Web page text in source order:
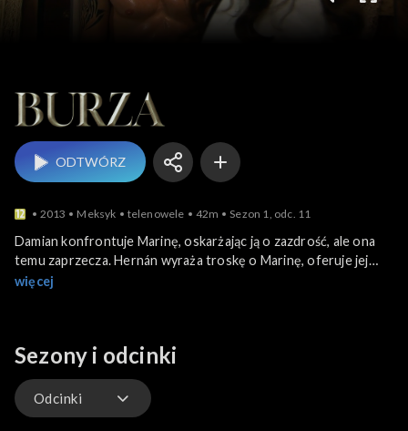
ODTWÓRZ
2013 Meksyk telenowele 42m Sezon 1, odc. 11
Damian konfrontuje Marinę, oskarżając ją o zazdrość, ale ona
temu zaprzecza. Hernán wyraża troskę o Marinę, oferuje jej
pomoc i pocieszenie w ciężkiej sytuacji. Fulgencio, ojciec
więcej
Sezony i odcinki
Odcinki